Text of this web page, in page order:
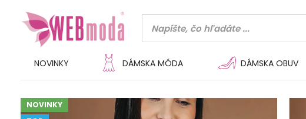
NOVINKY DÁMSKA MÓDA DÁMSKA OBUV
NOVINKY